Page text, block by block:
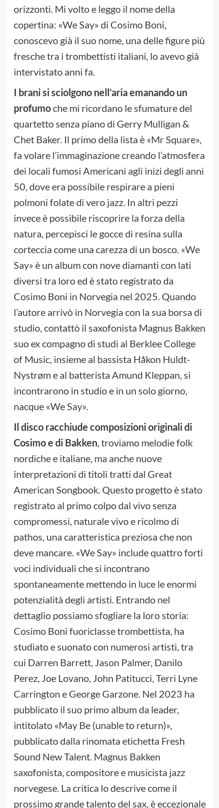
orizzonti. Mi volto e leggo il nome della
copertina: «We Say» di Cosimo Boni,
conoscevo già il suo nome, una delle figure più
fresche tra i trombettisti italiani, lo avevo già
intervistato anni fa.
I brani si sciolgono nell’aria emanando un
profumoche mi ricordano le sfumature del
quartetto senza piano di Gerry Mulligan &
Chet Baker. Il primo della lista è «Mr Square»,
fa volare l’immaginazione creando l’atmosfera
dei locali fumosi Americani agli inizi degli anni
50, dove era possibile respirare a pieni
polmoni folate di vero jazz. In altri pezzi
invece è possibile riscoprire la forza della
natura, percepisci le gocce di resina sulla
corteccia come una carezza di un bosco. «We
Say» è un album con nove diamanti con lati
diversi tra loro ed è stato registrato da
Cosimo Boni in Norvegia nel 2025. Quando
l’autore arrivò in Norvegia con la sua borsa di
studio, contattò il saxofonista Magnus Bakken
suo ex compagno di studi al Berklee College
of Music, insieme al bassista Håkon Huldt-
Nystrøm e al batterista Amund Kleppan, si
incontrarono in studio e in un solo giorno,
nacque «We Say».
Il disco racchiude composizioni originali di
Cosimo e di Bakken, troviamo melodie folk
nordiche e italiane, ma anche nuove
interpretazioni di titoli tratti dal Great
American Songbook. Questo progetto è stato
registrato al primo colpo dal vivo senza
compromessi, naturale vivo e ricolmo di
pathos, una caratteristica preziosa che non
deve mancare. «We Say» include quattro forti
voci individuali che si incontrano
spontaneamente mettendo in luce le enormi
potenzialità degli artisti. Entrando nel
dettaglio possiamo sfogliare la loro storia:
Cosimo Boni fuoriclasse trombettista, ha
studiato e suonato con numerosi artisti, tra
cui Darren Barrett, Jason Palmer, Danilo
Perez, Joe Lovano, John Patitucci, Terri Lyne
Carrington e George Garzone. Nel 2023 ha
pubblicato il suo primo album da leader,
intitolato «May Be (unable to return)»,
pubblicato dalla rinomata etichetta Fresh
Sound New Talent. Magnus Bakken
saxofonista, compositore e musicista jazz
norvegese. La critica lo descrive come il
prossimo grande talento del sax, è eccezionale